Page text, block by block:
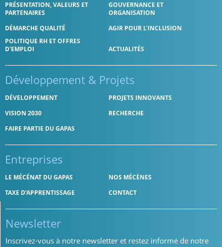
PRÉSENTATION, VALEURS ET
PARTENAIRES
GOUVERNANCE ET
ORGANISATION
DÉMARCHE QUALITÉ
AGIR POUR L'INCLUSION
POLITIQUE RH ET OFFRES
D'EMPLOI
ACTUALITÉS
Développement & Projets
DÉVELOPPEMENT
PROJETS INNOVANTS
VISION 2030
RECHERCHE
FAIRE PARTIE DU GAPAS
Entreprises
LE MÉCÉNAT DU GAPAS
NOS MÉCÈNES
TAXE D’APPRENTISSAGE
CONTACT
Newsletter
Inscrivez-vous à notre newsletter et restez informé de notre